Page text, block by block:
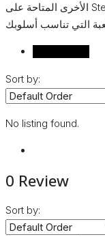
الأخرى المتاحة على Steam، مثل Diablo III وEnter the Gungeon.
Sort by:
No listing found.
0 Review
Sort by: